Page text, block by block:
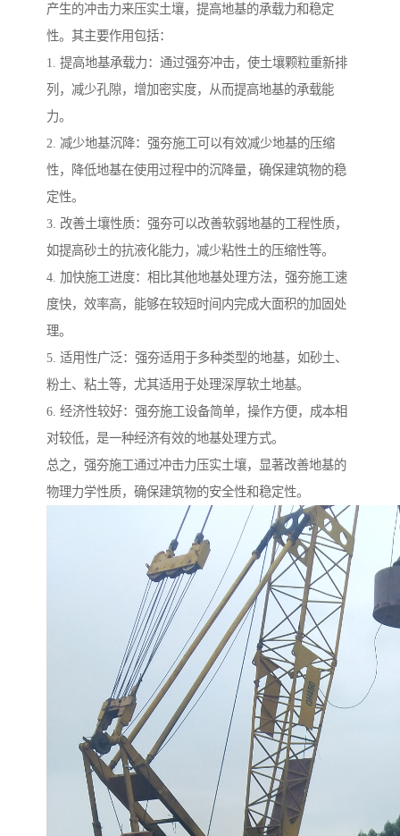
产生的冲击力来压实土壤，提高地基的承载力和稳定
性。其主要作用包括：
1. 提高地基承载力：通过强夯冲击，使土壤颗粒重新排
列，减少孔隙，增加密实度，从而提高地基的承载能
力。
2. 减少地基沉降：强夯施工可以有效减少地基的压缩
性，降低地基在使用过程中的沉降量，确保建筑物的稳
定性。
3. 改善土壤性质：强夯可以改善软弱地基的工程性质，
如提高砂土的抗液化能力，减少粘性土的压缩性等。
4. 加快施工进度：相比其他地基处理方法，强夯施工速
度快，效率高，能够在较短时间内完成大面积的加固处
理。
5. 适用性广泛：强夯适用于多种类型的地基，如砂土、
粉土、粘土等，尤其适用于处理深厚软土地基。
6. 经济性较好：强夯施工设备简单，操作方便，成本相
对较低，是一种经济有效的地基处理方式。
总之，强夯施工通过冲击力压实土壤，显著改善地基的
物理力学性质，确保建筑物的安全性和稳定性。